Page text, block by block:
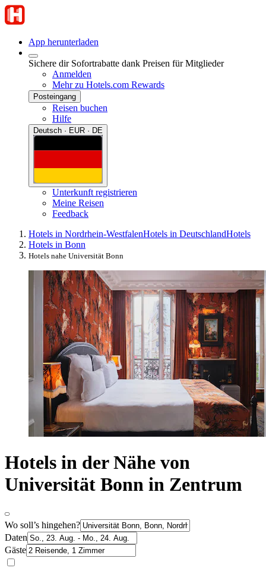
App herunterladen
Sichere dir Sofortrabatte dank Preisen für Mitglieder
Anmelden
Mehr zu Hotels.com Rewards
Posteingang
Reisen buchen
Hilfe
Deutsch · EUR · DE
Unterkunft registrieren
Meine Reisen
Feedback
Hotels in Nordrhein-WestfalenHotels in DeutschlandHotels
Hotels in Bonn
Hotels nahe Universität Bonn
Hotels in der Nähe von
Universität Bonn in Zentrum
Wo soll’s hingehen?
Daten
Gäste